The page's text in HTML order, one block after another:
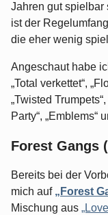
Jahren gut spielbar
ist der
die eher wenig
Angeschaut habe
„Total verkettet“,
„Twisted
Party“, „Emblems“
Forest Gangs
Bereits bei der
mich auf „Forest
Mischung aus